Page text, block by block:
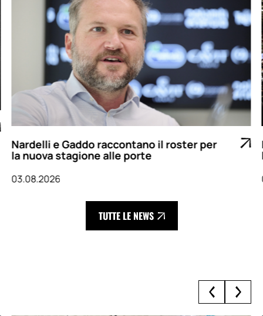
Nardelli e Gaddo raccontano il roster per
la nuova stagione alle porte
03.08.2026
TUTTE LE NEWS